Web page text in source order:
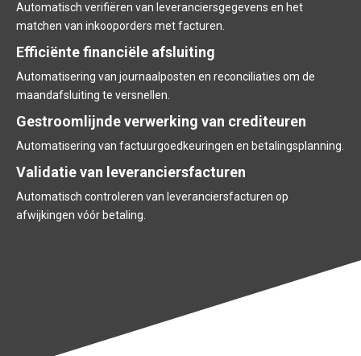
Automatisch verifiëren van leveranciersgegevens en het
matchen van inkooporders met facturen.
Efficiënte financiële afsluiting
Automatisering van journaalposten en reconciliaties om de
maandafsluiting te versnellen.
Gestroomlijnde verwerking van crediteuren
Automatisering van factuurgoedkeuringen en betalingsplanning.
Validatie van leveranciersfacturen
Automatisch controleren van leveranciersfacturen op
afwijkingen vóór betaling.